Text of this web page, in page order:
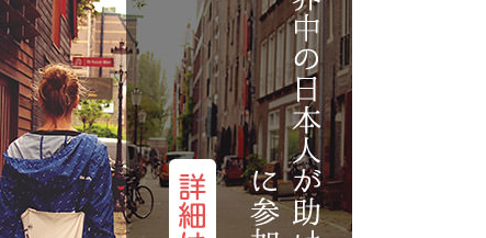
ネパール
グラデシュ
パキスタン
ジー共和国
フィリピン
ナム
マカオ
ーシア
ミャンマー
ディブ共和国
ラオス
MOST VIEWED
ARTICLE
記事が見つかりません
でした
PICKUP ARTICLE
事が見つかりませんでした
PICKUP ARTICLE
見つかりませんでした
ARTICLE
した
た
りませんでした
ARTICLE
かりませんでした
ARTICLE